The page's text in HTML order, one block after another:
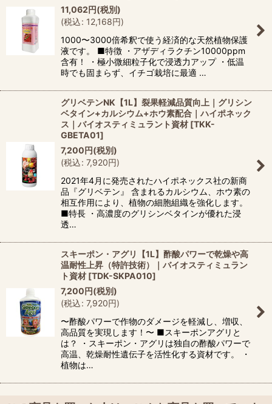
11,062円(税別)
(税込: 12,168円)
1000〜3000倍希釈で使う経済的な天然植物保護
液です。 ■特徴 ・アザディラクチン10000ppm
含有！ ・極小微細粒子化で浸透力アップ ・低温
時でも固まらず、イチゴ栽培に最適 …
グリベテンNK【1L】裂果軽減品質向上｜グリシン
ベタイン+カルシウム+ホウ素配合｜ハイポネック
ス｜バイオスティミュラント資材 [TKK-
GBETA01]
7,200円(税別)
(税込: 7,920円)
2021年4月に発売されたハイポネックス社の新商
品『グリベテン』 含まれるカルシウム、ホウ素の
相互作用により、植物の細胞組織を強化します。
■特長 ・高濃度のグリシンベタインが優れた浸
透…
スキーポン・アグリ【1L】酢酸パワーで乾燥や高
温耐性上昇（特許技術）｜バイオスティミュラン
ト資材 [TDK-SKPA010]
7,200円(税別)
(税込: 7,920円)
〜酢酸パワーで作物のダメージを軽減し、増収、
高品質を実現します！〜 ■スキーポンアグリと
は？ ・スキーポン・アグリは独自の酢酸パワーで
高温、乾燥耐性遺伝子を活性化する資材です。 ・
植物は…